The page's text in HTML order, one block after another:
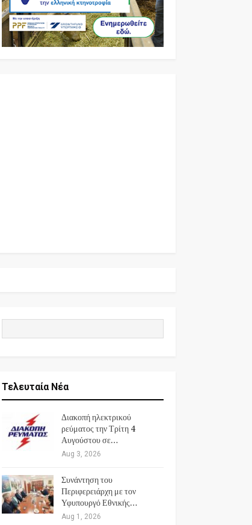
Τελευταία Νέα
Διακοπή ηλεκτρικού
ρεύματος την Τρίτη 4
Αυγούστου σε…
Aug 3, 2026
Συνάντηση του
Περιφερειάρχη με τον
Υφυπουργό Εθνικής…
Aug 1, 2026